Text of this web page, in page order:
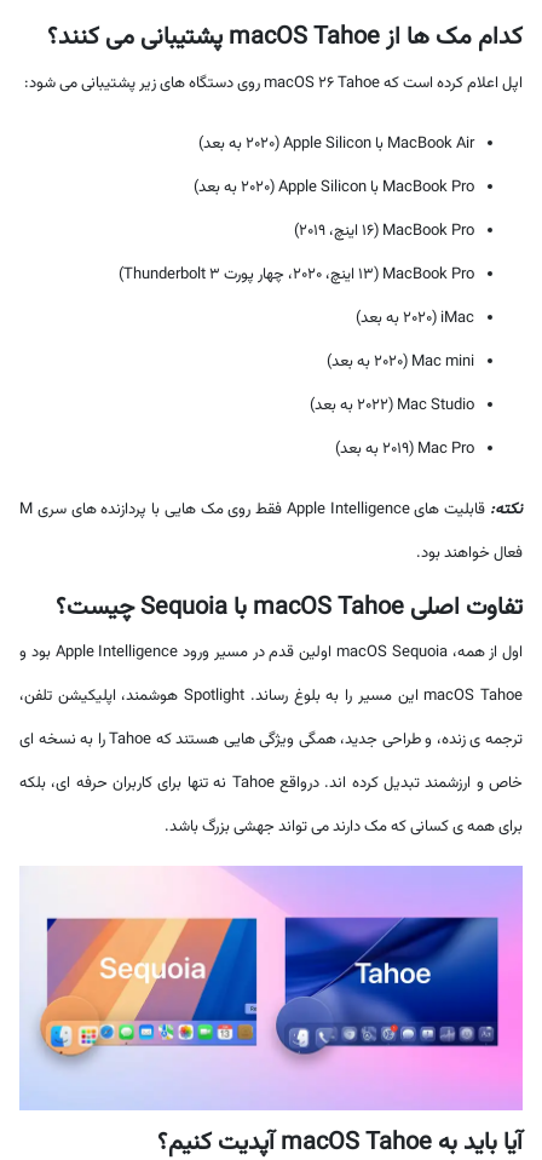
کدام مک ها از macOS Tahoe پشتیبانی می کنند؟
اپل اعلام کرده است که macOS 26 Tahoe روی دستگاه های زیر پشتیبانی می شود:
MacBook Air با Apple Silicon (۲۰۲۰ به بعد)
MacBook Pro با Apple Silicon (۲۰۲۰ به بعد)
MacBook Pro (۱۶ اینچ، ۲۰۱۹)
MacBook Pro (۱۳ اینچ، ۲۰۲۰، چهار پورت Thunderbolt 3)
iMac (۲۰۲۰ به بعد)
Mac mini (۲۰۲۰ به بعد)
Mac Studio (۲۰۲۲ به بعد)
Mac Pro (۲۰۱۹ به بعد)
نکته:
قابلیت های Apple Intelligence فقط روی مک هایی با پردازنده های سری M
فعال خواهند بود.
تفاوت اصلی macOS Tahoe با Sequoia چیست؟
اول از همه، macOS Sequoia اولین قدم در مسیر ورود Apple Intelligence بود و
macOS Tahoe این مسیر را به بلوغ رساند. Spotlight هوشمند، اپلیکیشن تلفن،
ترجمه ی زنده، و طراحی جدید، همگی ویژگی هایی هستند که Tahoe را به نسخه ای
خاص و ارزشمند تبدیل کرده اند. درواقع Tahoe نه تنها برای کاربران حرفه ای، بلکه
برای همه ی کسانی که مک دارند می تواند جهشی بزرگ باشد.
آیا باید به macOS Tahoe آپدیت کنیم؟